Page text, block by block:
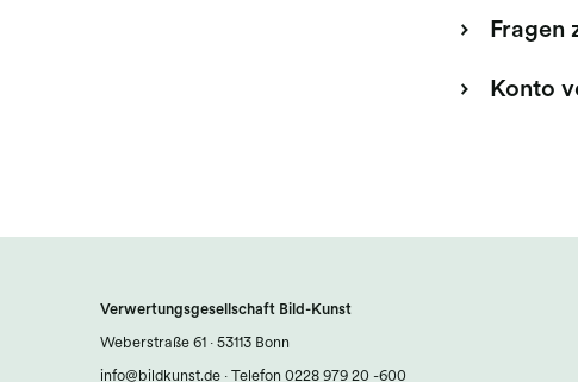
Fragen
Konto
Verwertungsgesellschaft Bild-Kunst
Weberstraße 61 · 53113 Bonn
info@bildkunst.de · Telefon 0228 979 20 -600